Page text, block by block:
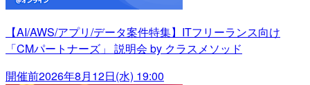
【AI/AWS/アプリ/データ案件特集】ITフリーランス向け
「CMパートナーズ」 説明会 by クラスメソッド
開催前2026年8月12日(水) 19:00